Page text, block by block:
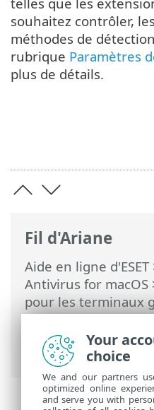
Fil d'Ariane
Aide en ligne d'ESET
Antivirus for macOS
pour les terminaux
Configuration du
PROTECT On-Prem
> Analyses de
souhaitez contrôler,
méthodes de
rubrique Paramètres
plus de détails.
Your
choice
We and our partners
optimized online
and serve you with